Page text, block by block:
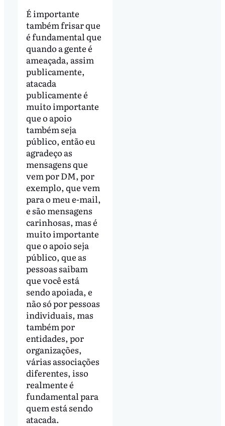
É importante
também frisar que
é fundamental que
quando a gente é
ameaçada, assim
publicamente,
atacada
publicamente é
muito importante
que o apoio
também seja
público, então eu
agradeço as
mensagens que
vem por DM, por
exemplo, que vem
para o meu e-mail,
e são mensagens
carinhosas, mas é
muito importante
que o apoio seja
público, que as
pessoas saibam
que você está
sendo apoiada, e
não só por pessoas
individuais, mas
também por
entidades, por
organizações,
várias associações
diferentes, isso
realmente é
fundamental para
quem está sendo
atacada.